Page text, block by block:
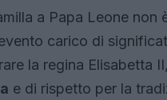
a Papa Leone
carico di
la regina Elisabetta
e di rispetto per la